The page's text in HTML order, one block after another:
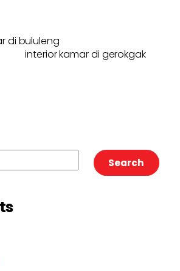
di bululeng
interior kamar di gerokgak
Search